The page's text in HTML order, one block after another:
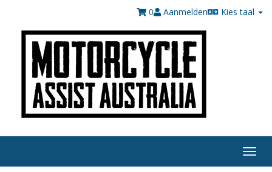
Kies taal
Aanmelden
0